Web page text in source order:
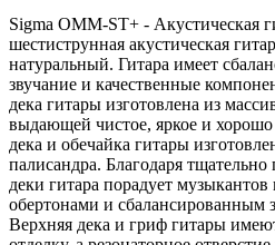
Sigma OMM-ST+ - Акустическая
шестиструнная акустическая
натуральный. Гитара имеет
звучание и качественные
дека гитары изготовлена из
выдающей чистое, яркое и
дека и обечайка гитары
палисандра. Благодаря
деки гитара порадует
обертонами и сбалансированным
Верхняя дека и гриф гитары